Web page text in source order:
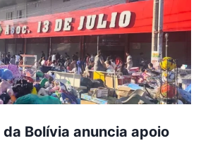
Bolívia anuncia apoio